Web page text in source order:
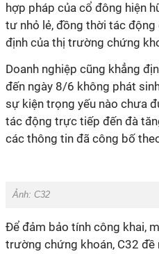
hợp pháp của cổ đông hiện
tư nhỏ lẻ, đồng thời tác
định của thị trường chứng
Doanh nghiệp cũng khẳng
đến ngày 8/6 không phát
sự kiện trọng yếu nào chưa
tác động trực tiếp đến đà
các thông tin đã công bố
Ảnh: C32
Để đảm bảo tính công khai,
trường chứng khoán, C32 đề